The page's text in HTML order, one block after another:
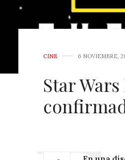
CINE 6 NOVIEMBRE,
Star